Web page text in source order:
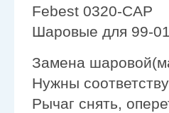
Febest 0320-CAP
Шаровые для 99-
Замена
Нужны
Рычаг снять,